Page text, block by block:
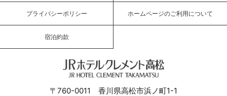
プライバシーポリシー ホームページのご利用について
宿泊約款
JRホテルクレメント高松
〒760-0011 香川県高松市浜ノ町1-1